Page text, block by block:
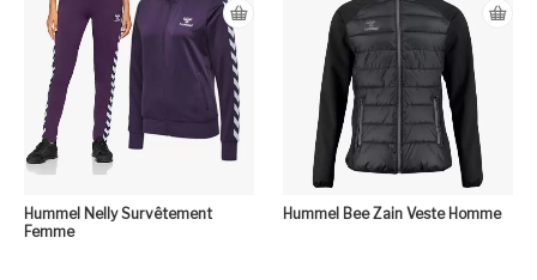
Hummel Nelly Survêtement
Femme
Hummel Bee Zain Veste Homme